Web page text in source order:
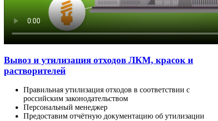
Вывоз и утилизация отходов ЛКМ, красок и
растворителей
Правильная утилизация отходов в соответствии с
российским законодательством
Персональный менеджер
Предоставим отчётную документацию об утилизации